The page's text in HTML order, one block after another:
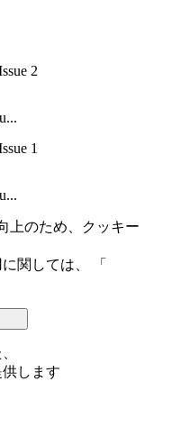
上のため、クッキー
関しては、 「
します